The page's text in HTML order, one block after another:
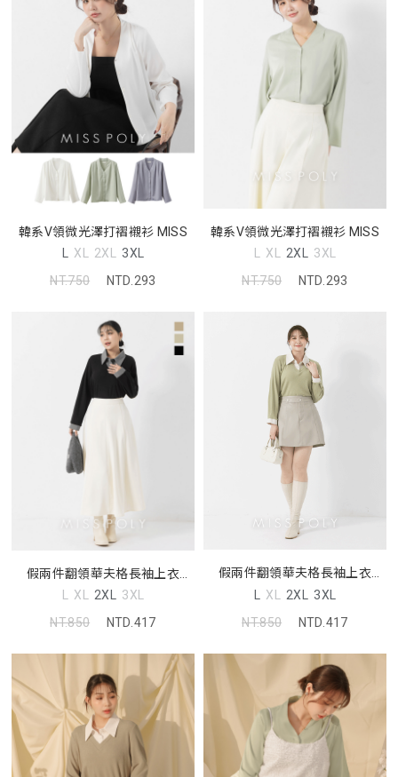
韓系V領微光澤打褶襯衫 MISS
L XL 2XL 3XL
NT.750
NTD.293
韓系V領微光澤打褶襯衫 MISS
L XL 2XL 3XL
NT.750
NTD.293
假兩件翻領華夫格長袖上衣
MISS
L XL 2XL 3XL
NT.850
NTD.417
假兩件翻領華夫格長袖上衣
MISS
L XL 2XL 3XL
NT.850
NTD.417